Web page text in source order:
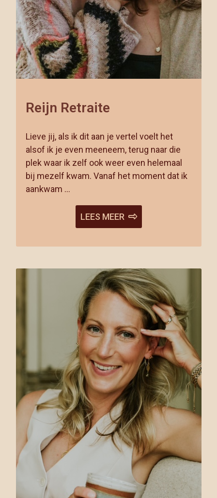
Reijn Retraite
Lieve jij, als ik dit aan je vertel voelt het
alsof ik je even meeneem, terug naar die
plek waar ik zelf ook weer even helemaal
bij mezelf kwam. Vanaf het moment dat ik
aankwam …
LEES MEER